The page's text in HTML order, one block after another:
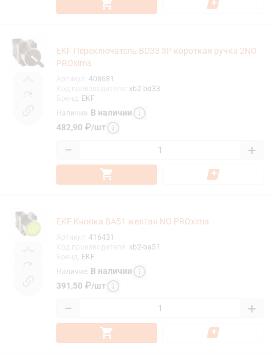
EKF Переключатель BD33 3P короткая ручка 2NO
PROxima
408681
xb2-bd33
EKF
Наличие: В наличии
482,90 ₽/шт
− +
EKF Кнопка BA51 желтая NO PROxima
416431
xb2-ba51
EKF
Наличие: В наличии
391,50 ₽/шт
− +